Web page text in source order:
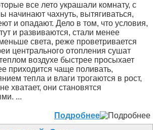
все лето украшали комнату, с
начинают чахнуть, вытягиваться,
и опадают. Дело в том, что условия,
и развиваются, стали менее
света, реже проветривается
центрального отопления сушат
воздухе быстрее просыхает
приходится чаще поливать,
тепла и влаги трогаются в рост,
хватает, они становятся
...
Подробнее